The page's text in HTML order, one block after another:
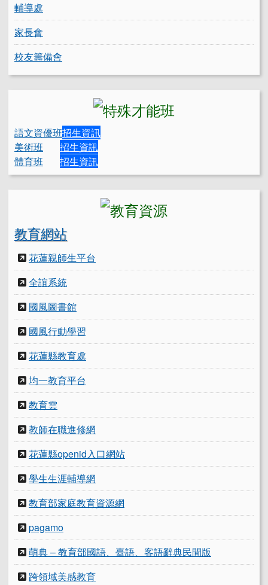
輔導處
家長會
校友籌備會
語文資優班招生資訊
美術班
招生資訊
體育班
招生資訊
教育網站
花蓮親師生平台
全誼系統
國風圖書館
國風行動學習
花蓮縣教育處
均一教育平台
教育雲
教師在職進修網
花蓮縣openid入口網站
學生生涯輔導網
教育部家庭教育資源網
pagamo
萌典 – 教育部國語、臺語、客語辭典民間版
跨領域美感教育